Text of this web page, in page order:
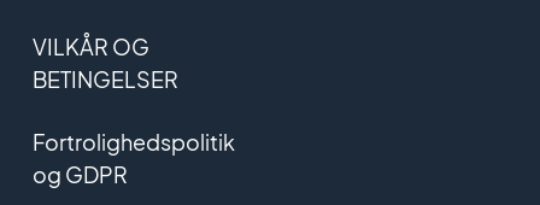
VILKÅR OG
BETINGELSER
Fortrolighedspolitik
og GDPR